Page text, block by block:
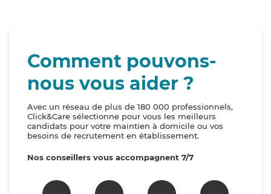
Comment pouvons-
nous vous aider ?
Avec un réseau de plus de 180 000 professionnels,
Click&Care sélectionne pour vous les meilleurs
candidats pour votre maintien à domicile ou vos
besoins de recrutement en établissement.
Nos conseillers vous accompagnent 7/7